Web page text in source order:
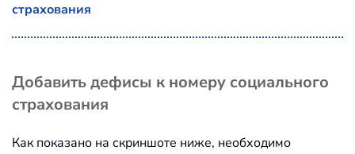
страхования
Добавить дефисы к номеру социального
страхования
Как показано на скриншоте ниже, необходимо